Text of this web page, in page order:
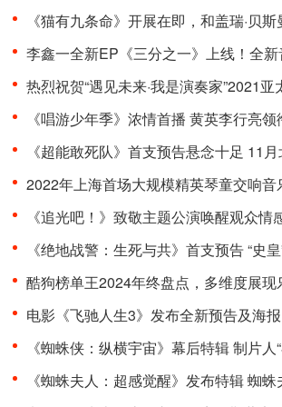
《猫有九条命》开展在即，和盖瑞·贝斯曼一起进入奇
李鑫一全新EP《三分之一》上线！全新音乐曲风，寻求
热烈祝贺“遇见未来·我是演奏家”2021亚太国际器乐
《唱游少年季》浓情首播 黄英李行亮领衔开启“印象式
《超能敢死队》首支预告悬念十足 11月北美上映引期待
2022年上海首场大规模精英琴童交响音乐会在东方艺术
《追光吧！》致敬主题公演唤醒观众情感共鸣 杨和苏周
《绝地战警：生死与共》首支预告 “史皇”回归破解
酷狗榜单王2024年终盘点，多维度展现乐坛流行
电影《飞驰人生3》发布全新预告及海报 沈腾组队豪华···
《蜘蛛侠：纵横宇宙》幕后特辑 制片人“在动画里一切
《蜘蛛夫人：超感觉醒》发布特辑 蜘蛛夫人上演满级预